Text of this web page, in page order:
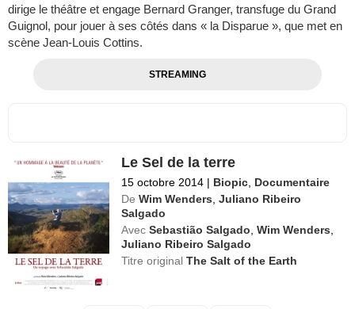
dirige le théâtre et engage Bernard Granger, transfuge du Grand
Guignol, pour jouer à ses côtés dans « la Disparue », que met en
scène Jean-Louis Cottins.
STREAMING
Le Sel de la terre
15 octobre 2014 | Biopic Documentaire
De Wim Wenders ,Juliano Ribeiro
Salgado
Avec Sebastião Salgado ,Wim Wenders
Juliano Ribeiro Salgado
Titre originalThe Salt of the Earth